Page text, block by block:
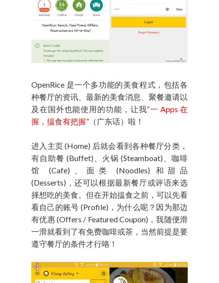
OpenRice 是一个多功能的美食程式，包括各
种餐厅的资讯、最新的美食消息、聚餐邀请以
及在国外也能使用的功能，让我“一 Apps 在
握，揾食有把握” （广东话）啦！
进入主页 (Home) 后就会看到各种餐厅分类，
有自助餐 (Buffet)、火锅 (Steamboat)、咖啡
馆 (Cafe)、面类 (Noodles) 和甜品
(Desserts)，还可以根据最新餐厅或评语来选
择想吃的美食。但在开始揾食之前，可以先看
看自己的账号 (Profile)，为什么呢？因为那边
有优惠 (Offers / Featured Coupon)，我随便滑
一滑就看到了有免费咖啡或茶，当然前提是要
遵守餐厅的条件才行咯！